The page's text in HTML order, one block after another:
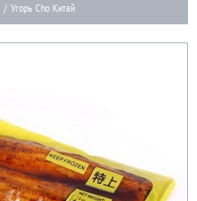
/ Угорь Cho Китай